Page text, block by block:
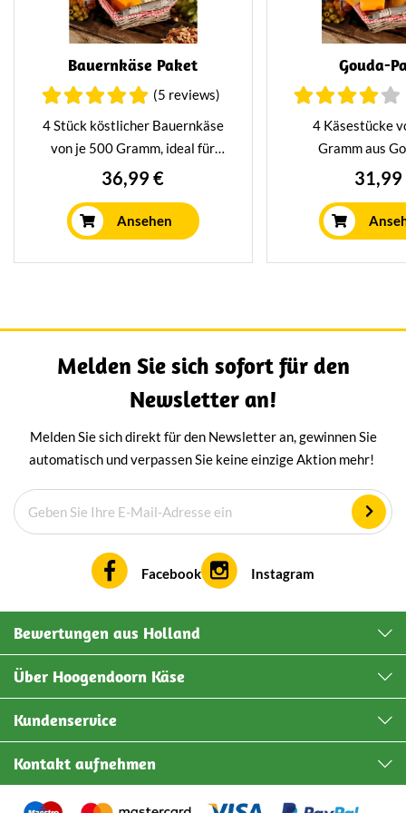
Bauernkäse Paket
(5 reviews)
4 Stück köstlicher Bauernkäse
von je 500 Gramm, ideal für
echte Käseliebhaber. Du kannst
Bauernkäse auf einem leckeren
frischen Sandwich und natürlich
auf der Käseplatte genießen.
36,99 €
Ansehen
Gouda-
4 Käsestücke
Gramm aus
Umgebung in
Schachtel, um
Getränken zu
zu verschenken.
den Genuss auf
31,99
Melden Sie sich sofort für den
Newsletter an!
Melden Sie sich direkt für den Newsletter an, gewinnen Sie
automatisch und verpassen Sie keine einzige Aktion mehr!
Facebook Instagram
Bewertungen aus Holland
Über Hoogendoorn Käse
Kundenservice
Kontakt aufnehmen